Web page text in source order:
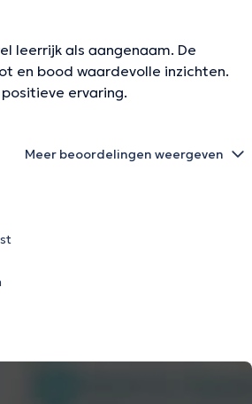
leerrijk als aangenaam. De
en bood waardevolle inzichten.
ervaring.
Meer beoordelingen weergeven